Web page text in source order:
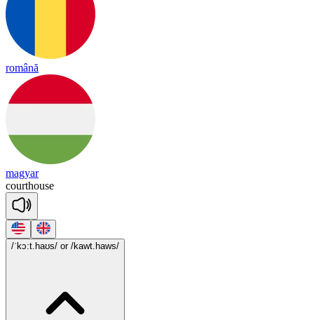
română
magyar
courthouse
/ˈkɔ:t.haʊs/ or /kawt.haws/